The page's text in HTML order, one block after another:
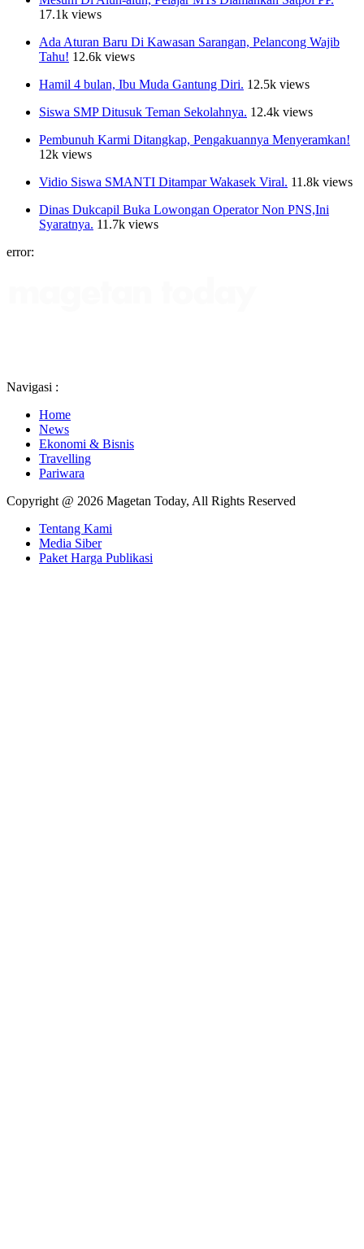
17.1k views
Ada Aturan Baru Di Kawasan Sarangan, Pelancong Wajib
Tahu! 12.6k views
Hamil 4 bulan, Ibu Muda Gantung Diri. 12.5k views
Siswa SMP Ditusuk Teman Sekolahnya. 12.4k views
Pembunuh Karmi Ditangkap, Pengakuannya Menyeramkan!
12k views
Vidio Siswa SMANTI Ditampar Wakasek Viral. 11.8k views
Dinas Dukcapil Buka Lowongan Operator Non PNS,Ini
Syaratnya. 11.7k views
error:
Navigasi :
Home
News
Ekonomi & Bisnis
Travelling
Pariwara
Copyright @ 2026 Magetan Today, All Rights Reserved
Tentang Kami
Media Siber
Paket Harga Publikasi